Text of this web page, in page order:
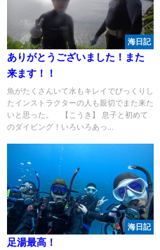
海日記
ありがとうございました！また
来ます！！
魚がたくさんいて水もキレイでびっくりし
たインストラクターの人も親切でまた来た
いと思った。 【こうき】 息子と初めて
のダイビング！いろいろあっ...
海日記
足湯最高！